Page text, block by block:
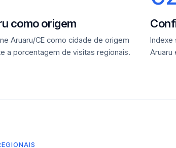
como origem
Aruaru/CE como cidade de origem
a porcentagem de visitas regionais.
Indexe
Aruaru